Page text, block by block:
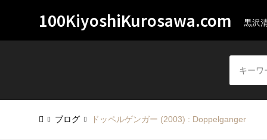
100KiyoshiKurosawa.com 黒沢
ブログ ドッペルゲンガー (2003) : Doppelganger